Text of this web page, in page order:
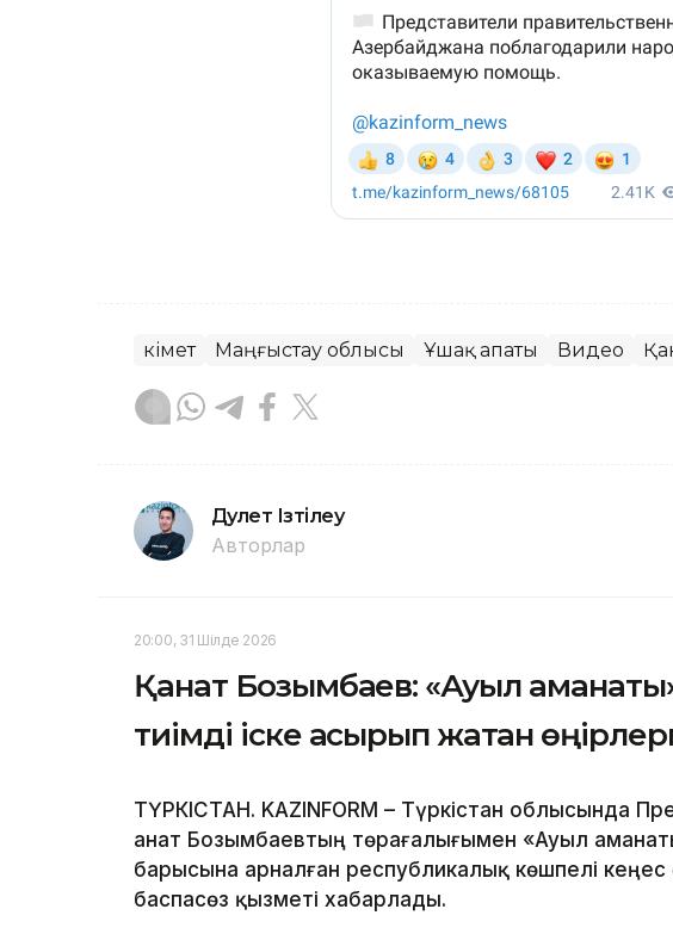
Үкімет Маңғыстау облысы Ұшақ апаты Видео
Дәулет Ізтілеу
Авторлар
20:00, 31 Шілде 2026
Қанат Бозымбаев: «Ауыл
тиімді іске асырып жатқан
ТҮРКІСТАН. KAZINFORM – Түркістан облысында
Қанат Бозымбаевтың төрағалығымен «Ауыл
барысына арналған республикалық көшпелі кеңес
баспасөз қызметі хабарлады.